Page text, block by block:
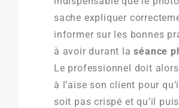
sache expliquer
informer sur les bonnes
à avoir durant laséance
Le professionnel doit
à l’aise son client pour
soit pas crispé et qu’il